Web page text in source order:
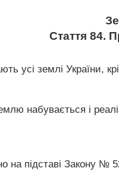
Стаття 84.
усі землі України,
набувається і
на підставі Закону №